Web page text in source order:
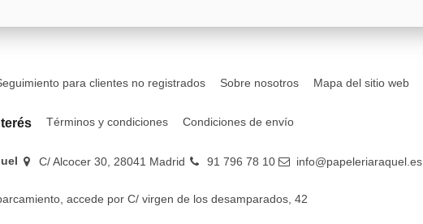
para clientes no registrados Sobre nosotros Mapa del sitio web
Términos y condiciones Condiciones de envío
C/ Alcocer 30, 28041 Madrid 91 796 78 10 info@papeleriaraquel.es
accede por C/ virgen de los desamparados, 42